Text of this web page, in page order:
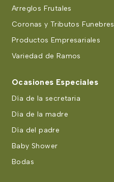
Arreglos Frutales
Coronas y Tributos Funebres
Productos Empresariales
Variedad de Ramos
Ocasiones Especiales
Día de la secretaria
Día de la madre
Día del padre
Baby Shower
Bodas